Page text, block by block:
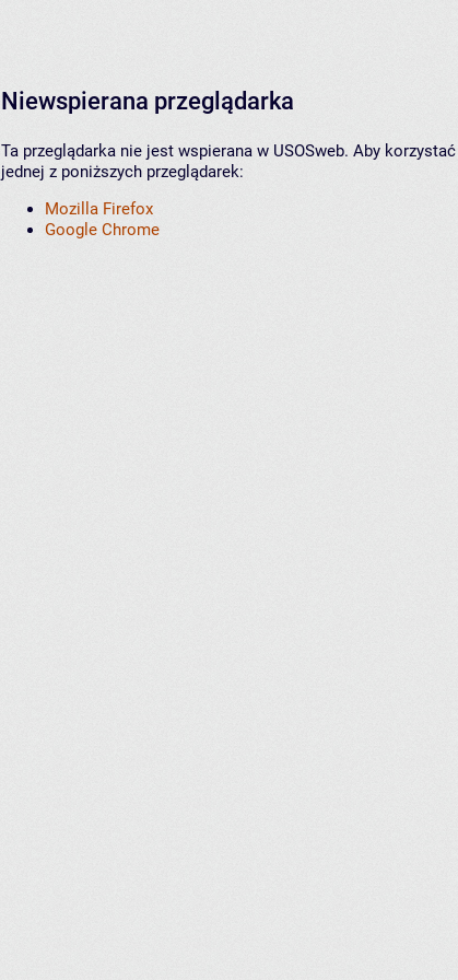
Niewspierana przeglądarka
Ta przeglądarka nie jest wspierana w USOSweb. Aby
jednej z poniższych przeglądarek:
Mozilla Firefox
Google Chrome